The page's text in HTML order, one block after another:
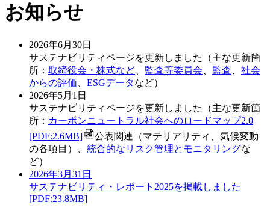
お知らせ
2026年6月30日
サステナビリティページを更新しました（主な更新箇
所： 取締役会・株式など 監査等委員会 監査
社会
からの評価
ESGデータなど）
2026年5月1日
サステナビリティページを更新しました（主な更新箇
所： カーボンニュートラル社会へのロードマップ2.0
[PDF:2.6MB]
公表関連（マテリアリティ、気候変動
の各項目）、 統合的なリスク管理とモニタリングな
ど）
2026年3月31日
サステナビリティ・レポート2025を掲載しました
[PDF:23.8MB]